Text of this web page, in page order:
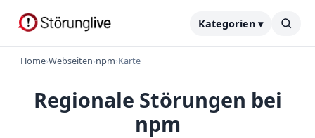
Kategorien ▾
Home›Webseiten›npm›Karte
Regionale Störungen bei
npm